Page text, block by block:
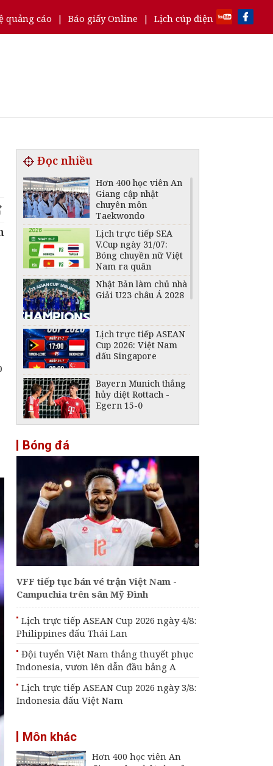
quảng cáo | Báo giấy Online | Lịch cúp điện
Đọc nhiều
Hơn 400 học viên An
Giang cập nhật
chuyên môn
Taekwondo
Lịch trực tiếp SEA
V.Cup ngày 31/07:
Bóng chuyền nữ Việt
Nam ra quân
Nhật Bản làm chủ nhà
Giải U23 châu Á 2028
Lịch trực tiếp ASEAN
Cup 2026: Việt Nam
đấu Singapore
Bayern Munich thắng
hủy diệt Rottach -
Egern 15-0
phần giữa làn sóng
phản đối
ASEAN Cup 2026: Hòa
0-0 trước Singapore,
tuyển Việt Nam bỏ lỡ
cơ hội chiếm ngôi đầu
Lịch trực tiếp ASEAN
Cup 2026 ngày 3/8:
Indonesia đấu Việt
Nam
Lịch trực tiếp ASEAN
Cup 2026 ngày 4/8:
Philippines đấu Thái
Lan
Đội tuyển Futsal Việt
trước đội xếp hạng 7
thế giới
Bóng đá
VFF tiếp tục bán vé trận Việt Nam -
Campuchia trên sân Mỹ Đình
Lịch trực tiếp ASEAN Cup 2026 ngày 4/8:
Philippines đấu Thái Lan
Đội tuyển Việt Nam thắng thuyết phục
Indonesia, vươn lên dẫn đầu bảng A
Lịch trực tiếp ASEAN Cup 2026 ngày 3/8:
Indonesia đấu Việt Nam
Môn khác
Hơn 400 học viên An